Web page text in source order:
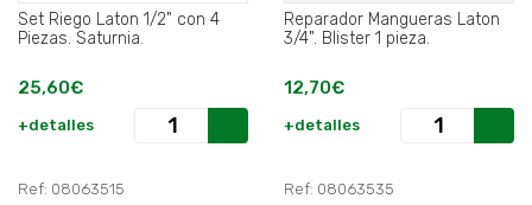
Set Riego Laton 1/2" con 4
Piezas. Saturnia.
25,60€
+detalles
Reparador Mangueras Laton
3/4". Blister 1 pieza.
12,70€
+detalles
Ref: 08063515 Ref: 08063535